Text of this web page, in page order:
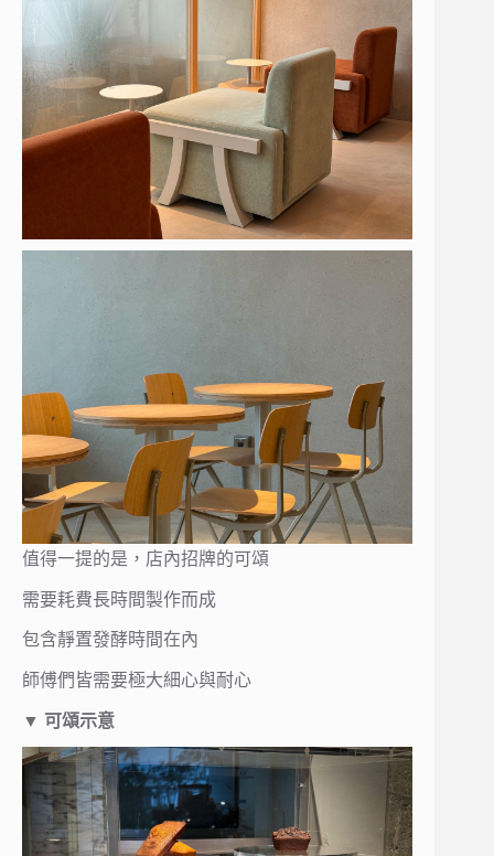
值得一提的是，店內招牌的可頌
需要耗費長時間製作而成
包含靜置發酵時間在內
師傅們皆需要極大細心與耐心
▼ 可頌示意